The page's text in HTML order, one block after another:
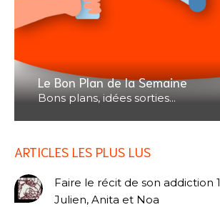
Le Bon Plan de la Semaine
Bons plans, idées sorties...
ARTICLES LES PLUS LUS
Faire le récit de son addiction 1
Julien, Anita et Noa